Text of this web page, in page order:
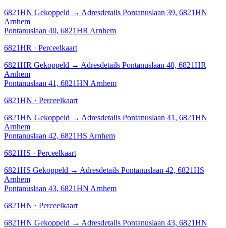
6821HN Gekoppeld → Adresdetails Pontanuslaan 39, 6821HN
Arnhem
Pontanuslaan 40, 6821HR Arnhem
6821HR · Perceelkaart
6821HR Gekoppeld → Adresdetails Pontanuslaan 40, 6821HR
Arnhem
Pontanuslaan 41, 6821HN Arnhem
6821HN · Perceelkaart
6821HN Gekoppeld → Adresdetails Pontanuslaan 41, 6821HN
Arnhem
Pontanuslaan 42, 6821HS Arnhem
6821HS · Perceelkaart
6821HS Gekoppeld → Adresdetails Pontanuslaan 42, 6821HS
Arnhem
Pontanuslaan 43, 6821HN Arnhem
6821HN · Perceelkaart
6821HN Gekoppeld → Adresdetails Pontanuslaan 43, 6821HN